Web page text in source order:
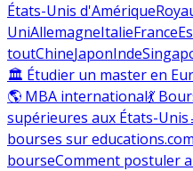
États-Unis d'Amérique
UniAllemagneItalieFrance
toutChineJaponInde
🏛 Étudier un master en
🌎 MBA international💃
supérieures aux États-Unis
bourses sur educations.com
bourseComment postuler